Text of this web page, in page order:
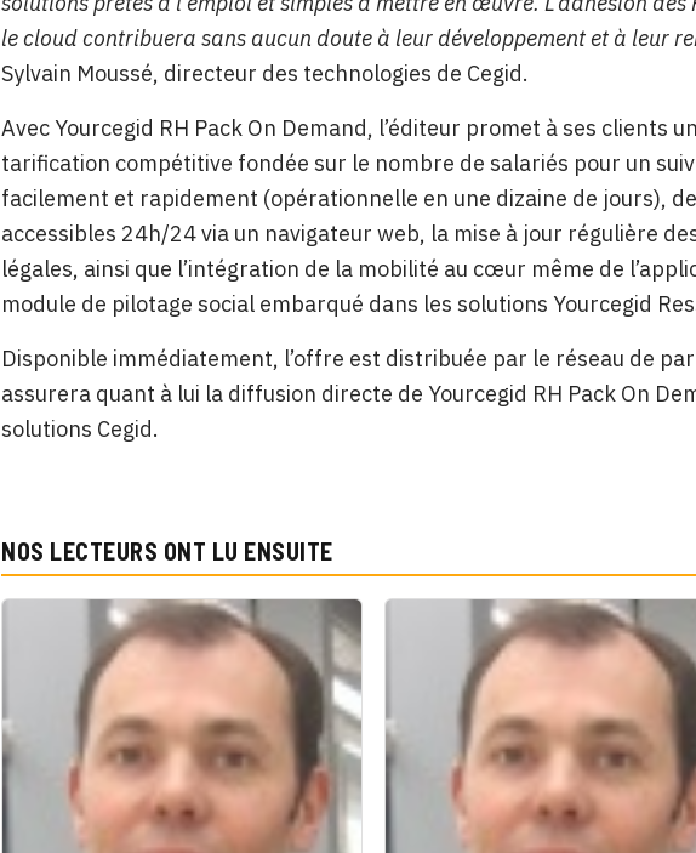
le cloud contribuera sans aucun doute à leur développement et à leur
Sylvain Moussé, directeur des technologies de Cegid.
Avec Yourcegid RH Pack On Demand, l’éditeur promet à ses clients
tarification compétitive fondée sur le nombre de salariés pour un
facilement et rapidement (opérationnelle en une dizaine de jours),
accessibles 24h/24 via un navigateur web, la mise à jour régulière
légales, ainsi que l’intégration de la mobilité au cœur même de
module de pilotage social embarqué dans les solutions Yourcegid
Disponible immédiatement, l’offre est distribuée par le réseau de
assurera quant à lui la diffusion directe de Yourcegid RH Pack On
solutions Cegid.
NOS LECTEURS ONT LU ENSUITE